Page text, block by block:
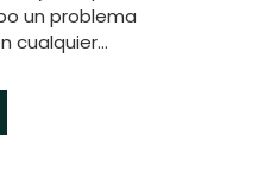
un problema
cualquier...